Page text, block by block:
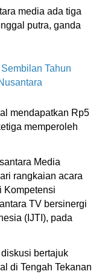
media ada tiga
putra, ganda
Tahun
mendapatkan Rp5
memperoleh
Media
rangkaian acara
Kompetensi
TV bersinergi
(IJTI), pada
bertajuk
di Tengah Tekanan